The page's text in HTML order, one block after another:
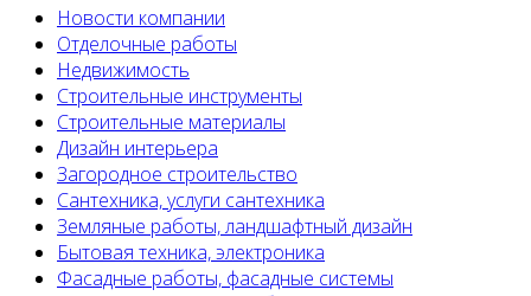
Новости компании
Отделочные работы
Недвижимость
Строительные инструменты
Строительные материалы
Дизайн интерьера
Загородное строительство
Сантехника, услуги сантехника
Земляные работы, ландшафтный дизайн
Бытовая техника, электроника
Фасадные работы, фасадные системы